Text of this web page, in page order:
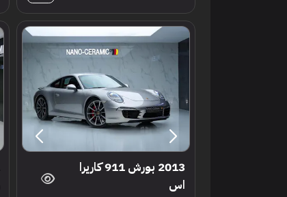
2013 بورش 911 كاريرا
اس